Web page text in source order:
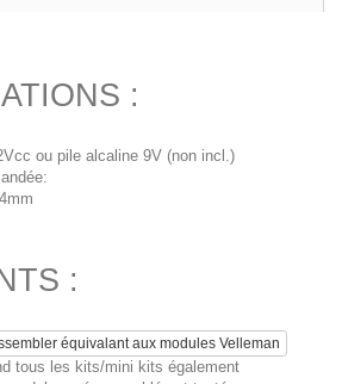
:
ou pile alcaline 9V (non incl.)
:
équivalant aux modules Velleman
tous les kits/mini kits également